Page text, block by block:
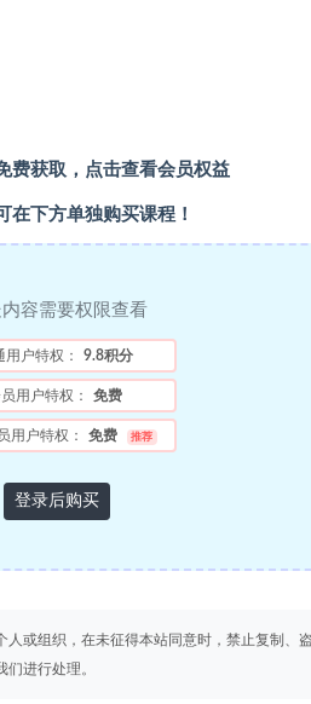
费获取，点击查看会员权益
在下方单独购买课程！
内容需要权限查看
用户特权： 9.8积分
用户特权： 免费
用户特权： 免费 推荐
登录后购买
或组织，在未征得本站同意时，禁止复制、
进行处理。